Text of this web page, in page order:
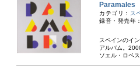
カテゴリ： ス
録音・発売年
スペインのイ
アルバム。
ソエル・ロペ